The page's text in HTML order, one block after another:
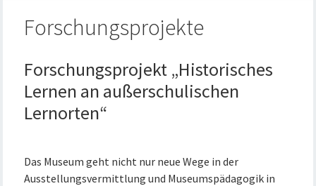
Forschungsprojekte
Forschungsprojekt „Historisches
Lernen an außerschulischen
Lernorten“
Das Museum geht nicht nur neue Wege in der
Ausstellungsvermittlung und Museumspädagogik in